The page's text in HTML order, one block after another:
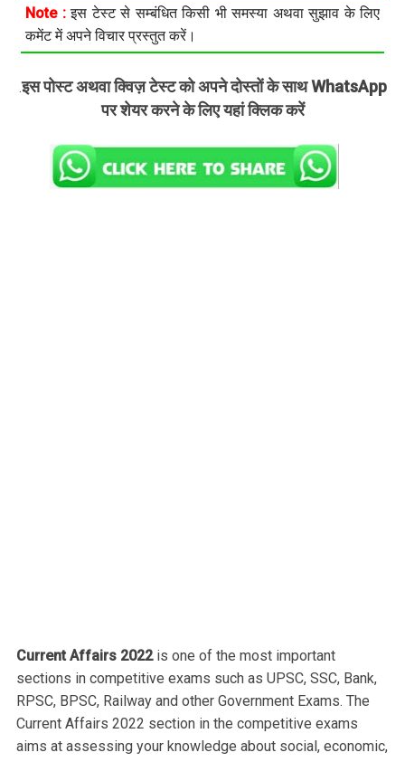
Note :इस टेस्ट से सम्बंधित किसी भी समस्या अथवा सुझाव के लिए
कमेंट में अपने विचार प्रस्तुत करें।
.इस पोस्ट अथवा क्विज़ टेस्ट को अपने दोस्तों के साथ WhatsApp
पर शेयर करने के लिए यहां क्लिक करें
Current Affairs 2022is one of the most important
sections in competitive exams such as UPSC, SSC, Bank,
RPSC, BPSC, Railway and other Government Exams. The
Current Affairs 2022 section in the competitive exams
aims at assessing your knowledge about social, economic,